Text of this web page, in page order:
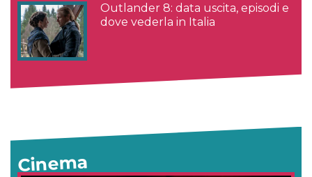
Outlander 8: data uscita, episodi e
dove vederla in Italia
Cinema